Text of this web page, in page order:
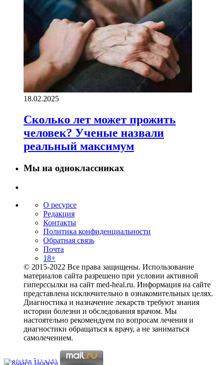
18.02.2025
Сколько лет может прожить
человек? Ученые назвали
реальный максимум
Мы на одноклассниках
О ресурсе
Редакция
Контакты
Политика конфиденциальности
Обратная связь
Почта
18+
© 2015-2022 Все права защищены. Использование
материалов сайта разрешено при условии активной
гиперссылки на сайт med-heal.ru. Информация на сайте
представлена исключительно в ознакомительных целях.
Диагностика и назначение лекарств требуют знания
истории болезни и обследования врачом. Мы
настоятельно рекомендуем по вопросам лечения и
диагностики обращаться к врачу, а не заниматься
самолечением.